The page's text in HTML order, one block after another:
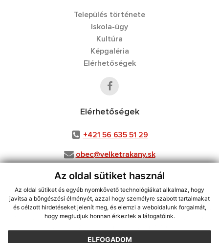
Az oldal sütiket használ
Az oldal sütiket és egyéb nyomkövető technológiákat alkalmaz, hogy
javítsa a böngészési élményét, azzal hogy személyre szabott tartalmakat
és célzott hirdetéseket jelenít meg, és elemzi a weboldalunk forgalmát,
hogy megtudjuk honnan érkeztek a látogatóink.
ELFOGADOM
Település története
Iskola-ügy
Kultúra
Képgaléria
Elérhetőségek
Elérhetőségek
+421 56 635 51 29
obec@velketrakany.sk
Jusson a legfrissebb információkhoz az RSS csatornánkon keresztűl.
ECHELON 2 tartalomkezelő rendszer,Honlap térkép,Internetes portál
webex.digital, s.r.o.,doménnevek, doménnév regisztráció